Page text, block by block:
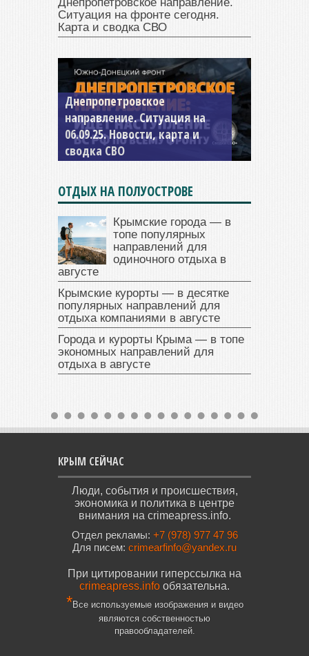
Ситуация на фронте сегодня.
Карта и сводка СВО
Константиновское
направление. Ситуация на
04.09.25 Новости, карта и
сводка СВО
ОТДЫХ НА ПОЛУОСТРОВЕ
Крымские города — в
топе популярных
направлений для
одиночного отдыха в
августе
Крымские курорты — в десятке
популярных направлений для
отдыха компаниями в августе
Города и курорты Крыма — в топе
экономных направлений для
отдыха в августе
КРЫМ СЕЙЧАС
Люди, события и происшествия,
экономика и политика в центре
внимания на crimeapress.info.
Отдел рекламы: +7 (978) 977 47 96
Для писем: crimearfinfo@yandex.ru
При цитировании гиперссылка на
crimeapress.info обязательна.
*Все используемые изображения и видео
являются собственностью
правообладателей.